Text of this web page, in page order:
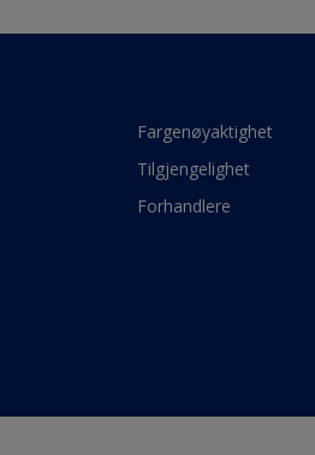
Fargenøyaktighet
Tilgjengelighet
Forhandlere